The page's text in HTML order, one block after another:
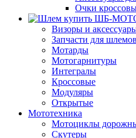
Очки
Визоры и
Запчасти для шлемов
Мотарды
Мотогарнитуры
Интегралы
Кроссовые
Модуляры
Открытые
Мототехника
Мотоциклы
Скутеры